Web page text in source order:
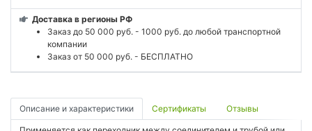
Доставка в регионы РФ
Заказ до 50 000 руб. - 1000 руб. до любой транспортной
компании
Заказ от 50 000 руб. - БЕСПЛАТНО
Описание и характеристики Сертификаты Отзывы